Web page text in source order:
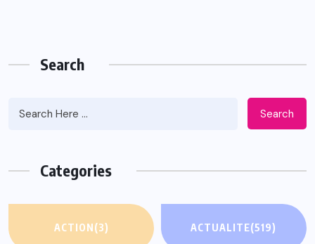
Search
Search
Categories
ACTION(3) ACTUALITE(519)